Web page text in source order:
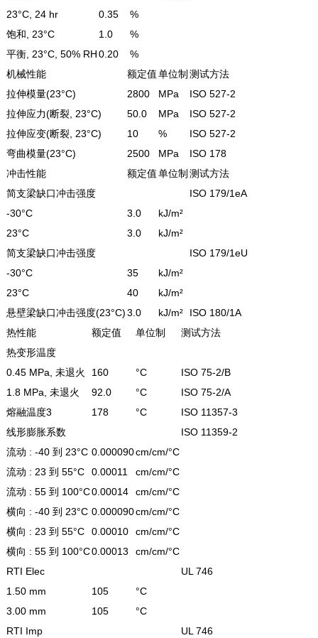
23°C, 24 hr
0.35
%
饱和, 23°C
1.0
%
平衡, 23°C, 50% RH0.20
%
机械性能
额定值单位制 测试方法
拉伸模量(23°C)
2800 MPa
ISO 527-2
拉伸应力(断裂, 23°C)
50.0 MPa
ISO 527-2
拉伸应变(断裂, 23°C)
10 %
ISO 527-2
弯曲模量(23°C)
2500 MPa
ISO 178
冲击性能
额定值单位制 测试方法
简支梁缺口冲击强度
ISO 179/1eA
-30°C
3.0
kJ/m²
23°C
3.0
kJ/m²
简支梁缺口冲击强度
ISO 179/1eU
-30°C
35
kJ/m²
23°C
40
kJ/m²
悬壁梁缺口冲击强度(23°C)3.0 kJ/m²
ISO 180/1A
热性能
额定值 单位制
测试方法
热变形温度
0.45 MPa, 未退火
160 °C
ISO 75-2/B
1.8 MPa, 未退火
92.0 °C
ISO 75-2/A
熔融温度3
178 °C
ISO 11357-3
线形膨胀系数
ISO 11359-2
流动 : -40 到 23°C 0.000090cm/cm/°C
流动 : 23 到 55°C
0.00011
cm/cm/°C
流动 : 55 到 100°C0.00014
cm/cm/°C
横向 : -40 到 23°C 0.000090cm/cm/°C
横向 : 23 到 55°C
0.00010
cm/cm/°C
横向 : 55 到 100°C0.00013
cm/cm/°C
RTI Elec
UL 746
1.50 mm
105
°C
3.00 mm
105
°C
RTI Imp
UL 746